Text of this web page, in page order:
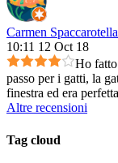
Carmen Spaccarotella
10:11 12 Oct 18
Ho
passo per i gatti, la
finestra ed era perfetta
Altre recensioni
Tag cloud